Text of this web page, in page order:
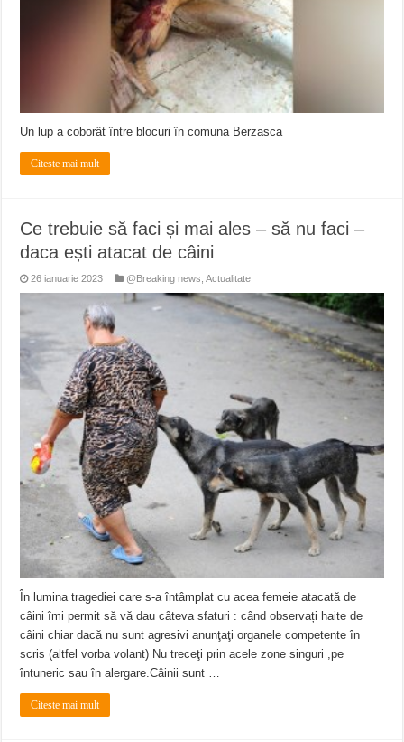
Un lup a coborât între blocuri în comuna Berzasca
Citeste mai mult
Ce trebuie să faci și mai ales – să nu faci –
daca ești atacat de câini
26 ianuarie 2023 @Breaking news ,Actualitate
În lumina tragediei care s-a întâmplat cu acea femeie atacată de
câini îmi permit să vă dau câteva sfaturi : când observați haite de
câini chiar dacă nu sunt agresivi anunţaţi organele competente în
scris (altfel vorba volant) Nu treceţi prin acele zone singuri ,pe
întuneric sau în alergare.Câinii sunt …
Citeste mai mult